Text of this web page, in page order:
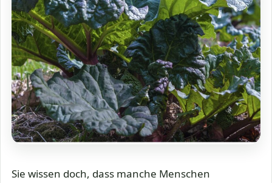
Sie wissen doch, dass manche Menschen